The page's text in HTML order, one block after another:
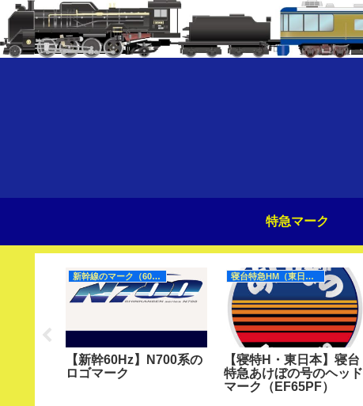
特急マーク
新幹線のマーク（60Hz）
【新幹60Hz】N700系の
ロゴマーク
寝台特急HM（東日本）
【寝特H・東日本】寝台
特急あけぼの号のヘッド
マーク（EF65PF）